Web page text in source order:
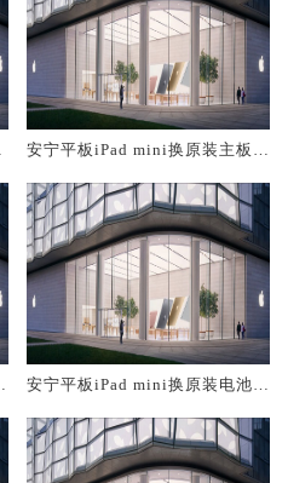
安宁平板iPad mini换原装主板维
安宁平板iPad mini换原装电池维